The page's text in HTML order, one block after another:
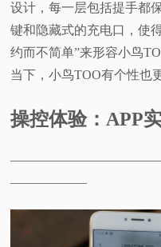
设计，每一层包括提手都
键和隐藏式的充电口，使
约而不简单”来形容小鸟
当下，小鸟TOO有个性也
操控体验：APP
——————